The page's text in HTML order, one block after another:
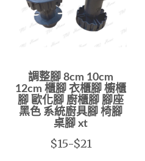
調整腳 8cm 10cm
12cm 櫃腳 衣櫃腳 櫥櫃
腳 歐化腳 廚櫃腳 腳座
黑色 系統廚具腳 椅腳
桌腳 xt
$15-$21